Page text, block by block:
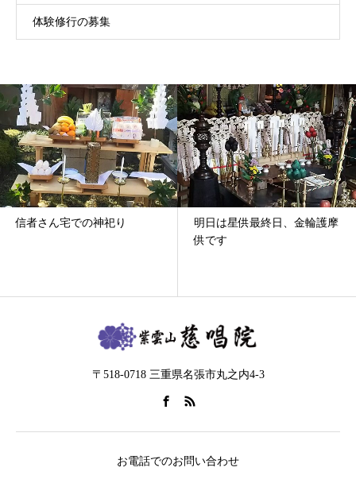
体験修行の募集
ん宅での神祀り
明日は星供最終日、金輪護摩
令
〒518-0718 三重県名張市丸之内4-3
お電話でのお問い合わせ